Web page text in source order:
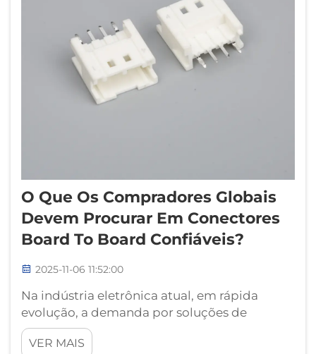
O Que Os Compradores Globais
Devem Procurar Em Conectores
Board To Board Confiáveis?
2025-11-06 11:52:00
Na indústria eletrônica atual, em rápida
evolução, a demanda por soluções de
interconexão compactas e eficientes nunca
foi tão alta. Engenheiros e profissionais de
VER MAIS